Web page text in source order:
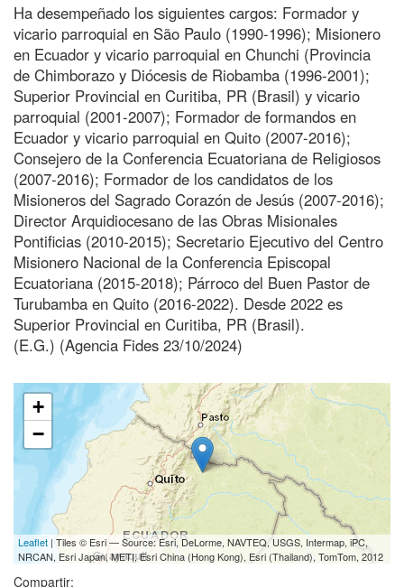
Ha desempeñado los siguientes cargos: Formador y
vicario parroquial en São Paulo (1990-1996); Misionero
en Ecuador y vicario parroquial en Chunchi (Provincia
de Chimborazo y Diócesis de Riobamba (1996-2001);
Superior Provincial en Curitiba, PR (Brasil) y vicario
parroquial (2001-2007); Formador de formandos en
Ecuador y vicario parroquial en Quito (2007-2016);
Consejero de la Conferencia Ecuatoriana de Religiosos
(2007-2016); Formador de los candidatos de los
Misioneros del Sagrado Corazón de Jesús (2007-2016);
Director Arquidiocesano de las Obras Misionales
Pontificias (2010-2015); Secretario Ejecutivo del Centro
Misionero Nacional de la Conferencia Episcopal
Ecuatoriana (2015-2018); Párroco del Buen Pastor de
Turubamba en Quito (2016-2022). Desde 2022 es
Superior Provincial en Curitiba, PR (Brasil).
(E.G.) (Agencia Fides 23/10/2024)
+
−
Leaflet | Tiles © Esri — Source: Esri, DeLorme, NAVTEQ, USGS, Intermap, iPC,
NRCAN, Esri Japan, METI, Esri China (Hong Kong), Esri (Thailand), TomTom, 2012
Compartir: